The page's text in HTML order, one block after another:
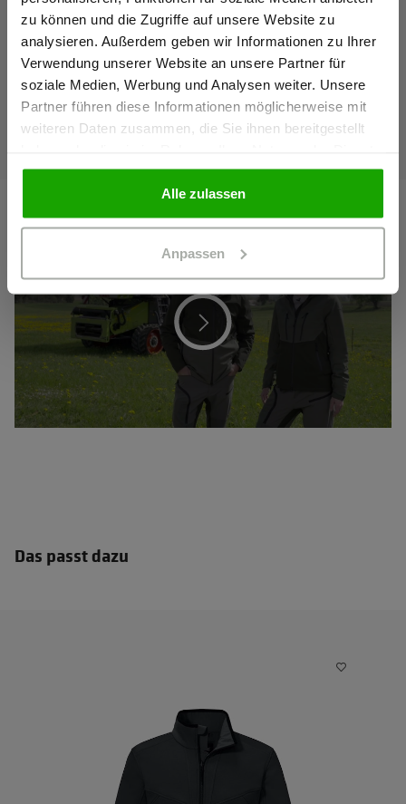
zu können und die Zugriffe auf unsere Website zu
analysieren. Außerdem geben wir Informationen zu Ihrer
Verwendung unserer Website an unsere Partner für
soziale Medien, Werbung und Analysen weiter. Unsere
Partner führen diese Informationen möglicherweise mit
weiteren Daten zusammen, die Sie ihnen bereitgestellt
gesammelt haben.
Alle zulassen
Anpassen
343 Klasse 4/4
Das passt dazu
Ich bestätige, dass ich Gewerbetreibender bin. Alle
Preise werden netto ausgewiesen.